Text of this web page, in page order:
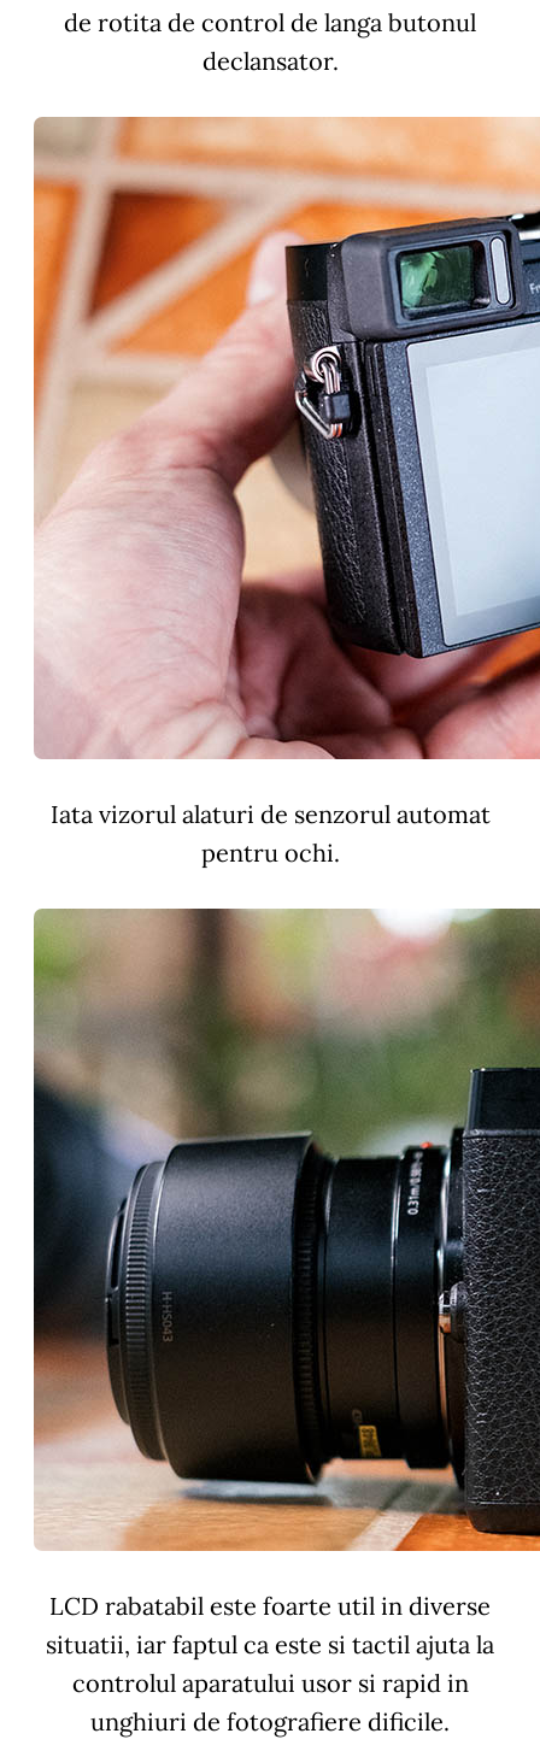
de rotita de control de langa butonul
declansator.
Iata vizorul alaturi de senzorul automat
pentru ochi.
LCD rabatabil este foarte util in diverse
situatii, iar faptul ca este si tactil ajuta la
controlul aparatului usor si rapid in
unghiuri de fotografiere dificile.